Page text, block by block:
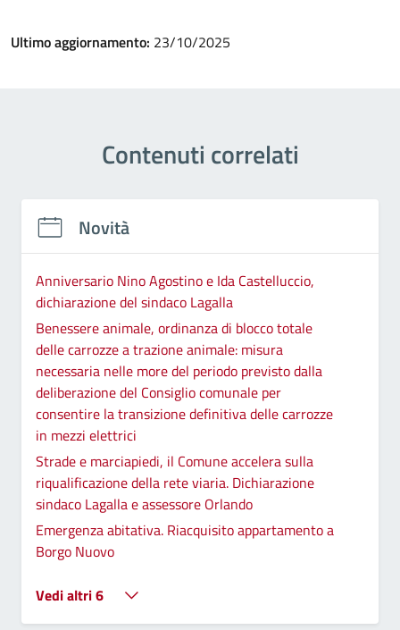
Ultimo aggiornamento: 23/10/2025
Contenuti correlati
Novità
Anniversario Nino Agostino e Ida Castelluccio,
dichiarazione del sindaco Lagalla
Benessere animale, ordinanza di blocco totale
delle carrozze a trazione animale: misura
necessaria nelle more del periodo previsto dalla
deliberazione del Consiglio comunale per
consentire la transizione definitiva delle carrozze
in mezzi elettrici
Strade e marciapiedi, il Comune accelera sulla
riqualificazione della rete viaria. Dichiarazione
sindaco Lagalla e assessore Orlando
Emergenza abitativa. Riacquisito appartamento a
Borgo Nuovo
Vedi altri 6